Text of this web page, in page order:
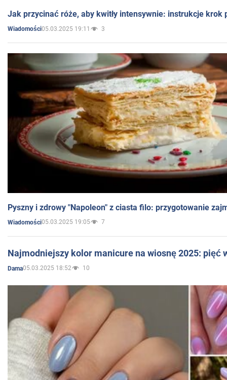
Jak przycinać róże, aby kwitły intensywnie: instrukcje krok
Wiadomości05.03.2025 19:11 3
Pyszny i zdrowy "Napoleon" z ciasta filo: przygotowanie
Wiadomości05.03.2025 19:05 7
Najmodniejszy kolor manicure na wiosnę 2025: pięć
Dama05.03.2025 18:52 10